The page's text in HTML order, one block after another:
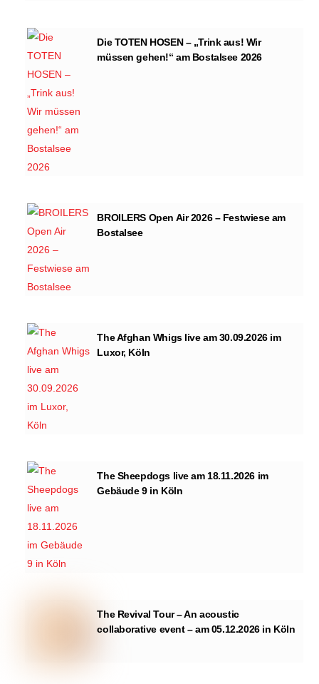
Die TOTEN HOSEN – „Trink aus! Wir
müssen gehen!“ am Bostalsee 2026
BROILERS Open Air 2026 – Festwiese am
Bostalsee
The Afghan Whigs live am 30.09.2026 im
Luxor, Köln
The Sheepdogs live am 18.11.2026 im
Gebäude 9 in Köln
The Revival Tour – An acoustic
collaborative event – am 05.12.2026 in Köln